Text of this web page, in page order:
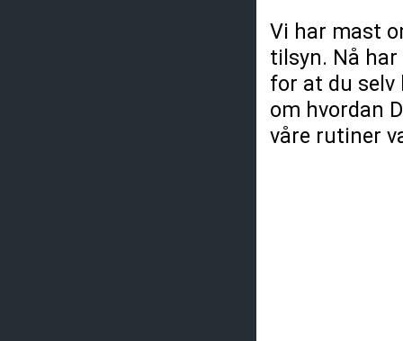
Vi har mast
tilsyn. Nå har
for at du selv
om hvordan
våre rutiner